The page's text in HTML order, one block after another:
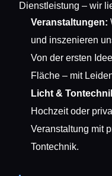
Dienstleistung – wir
Veranstaltungen:
und inszenieren
Von der ersten
Fläche – mit
Licht &
Hochzeit oder
Veranstaltung mit
Tontechnik.